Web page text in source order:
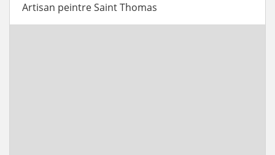
Artisan peintre Saint Thomas